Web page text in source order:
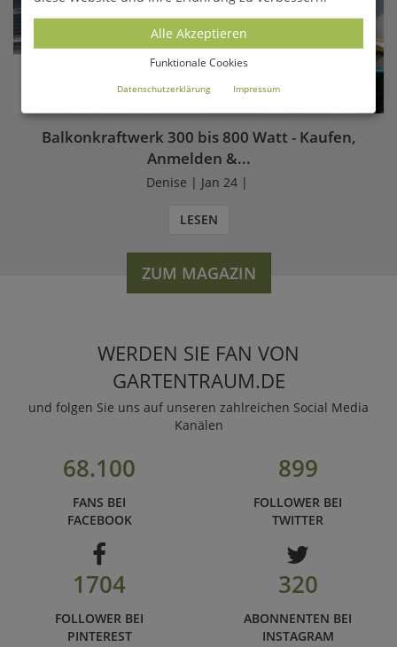
Balkonkraftwerk 300 bis 800 Watt - Kaufen,
Anmelden &...
Denise | Jan 24 |
LESEN
ZUM MAGAZIN
WERDEN SIE FAN VON
GARTENTRAUM.DE
und folgen Sie uns auf unseren zahlreichen Social Media
Kanälen
68.100
FANS BEI
FACEBOOK
899
FOLLOWER BEI
TWITTER
1704
FOLLOWER BEI
PINTEREST
320
ABONNENTEN BEI
INSTAGRAM
Alle Akzeptieren
Funktionale Cookies
Datenschutzerklärung Impressum